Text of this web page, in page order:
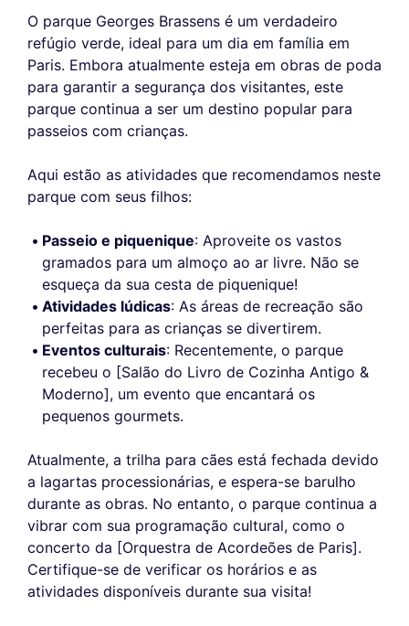
O parque Georges Brassens é um verdadeiro
refúgio verde, ideal para um dia em família em
Paris. Embora atualmente esteja em obras de poda
para garantir a segurança dos visitantes, este
parque continua a ser um destino popular para
passeios com crianças.
Aqui estão as atividades que recomendamos neste
parque com seus filhos:
Passeio e piquenique: Aproveite os vastos
gramados para um almoço ao ar livre. Não se
esqueça da sua cesta de piquenique!
Atividades lúdicas: As áreas de recreação são
perfeitas para as crianças se divertirem.
Eventos culturais: Recentemente, o parque
recebeu o [Salão do Livro de Cozinha Antigo &
Moderno], um evento que encantará os
pequenos gourmets.
Atualmente, a trilha para cães está fechada devido
a lagartas processionárias, e espera-se barulho
durante as obras. No entanto, o parque continua a
vibrar com sua programação cultural, como o
concerto da [Orquestra de Acordeões de Paris].
Certifique-se de verificar os horários e as
atividades disponíveis durante sua visita!